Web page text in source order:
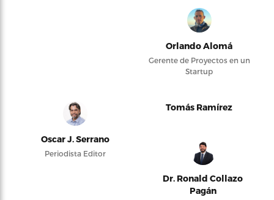
Orlando Alomá
Gerente de Proyectos en un
Startup
Oscar J. Serrano
Periodista Editor
Tomás Ramírez
Dr. Ronald Collazo
Pagán